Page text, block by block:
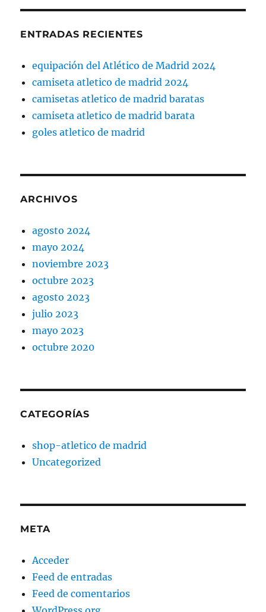
ENTRADAS RECIENTES
equipación del Atlético de Madrid 2024
camiseta atletico de madrid 2024
camisetas atletico de madrid baratas
camiseta atletico de madrid barata
goles atletico de madrid
ARCHIVOS
agosto 2024
mayo 2024
noviembre 2023
octubre 2023
agosto 2023
julio 2023
mayo 2023
octubre 2020
CATEGORÍAS
shop-atletico de madrid
Uncategorized
META
Acceder
Feed de entradas
Feed de comentarios